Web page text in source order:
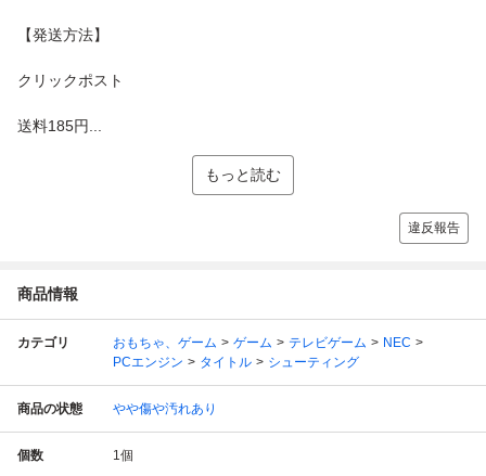
【発送方法】
クリックポスト
送料185円...
もっと読む
違反報告
商品情報
カテゴリ おもちゃ、ゲーム ゲーム テレビゲーム
NEC
PCエンジン
タイトル シューティング
商品の状態 やや傷や汚れあり
個数 1個